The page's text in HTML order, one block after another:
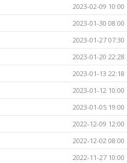
2023-02-09 10:00
2023-01-30 08:00
2023-01-27 07:30
2023-01-20 22:28
2023-01-13 22:18
2023-01-12 10:00
2023-01-05 19:00
2022-12-09 12:00
2022-12-02 08:00
2022-11-27 10:00